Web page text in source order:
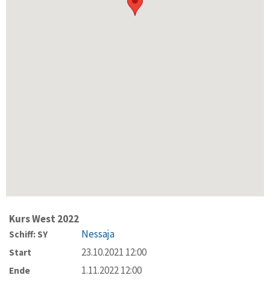
Kurs West 2022
Schiff: SY Nessaja
Start 23.10.2021 12:00
Ende
1.11.2022 12:00